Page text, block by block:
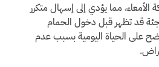
الأمعاء، مما يؤدي إلى إسهال متكرر
قد تظهر قبل دخول الحمام
على الحياة اليومية بسبب عدم